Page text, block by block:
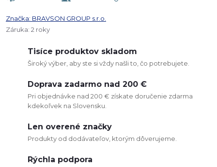
Značka: BRAVSON GROUP s.r.o.
Záruka: 2 roky
Tisíce produktov skladom
Široký výber, aby ste si vždy našli to, čo potrebujete.
Doprava zadarmo nad 200 €
Pri objednávke nad 200 € získate doručenie zdarma
kdekoľvek na Slovensku.
Len overené značky
Produkty od dodávateľov, ktorým dôverujeme.
Rýchla podpora